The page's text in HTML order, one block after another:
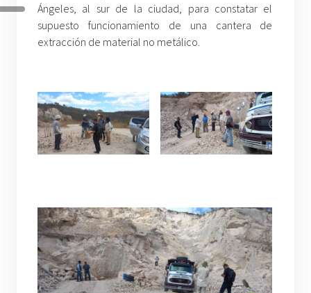
Ángeles, al sur de la ciudad, para constatar el
supuesto funcionamiento de una cantera de
extracción de material no metálico.